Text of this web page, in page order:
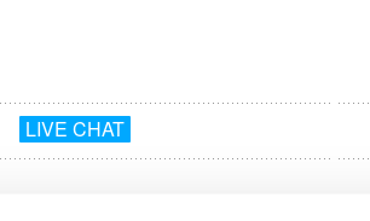
LIVE CHAT